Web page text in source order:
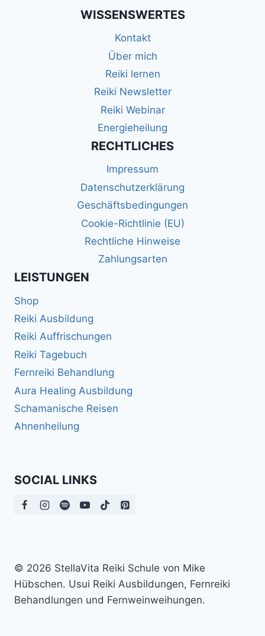
WISSENSWERTES
Kontakt
Über mich
Reiki lernen
Reiki Newsletter
Reiki Webinar
Energieheilung
RECHTLICHES
Impressum
Datenschutzerklärung
Geschäftsbedingungen
Cookie-Richtlinie (EU)
Rechtliche Hinweise
Zahlungsarten
LEISTUNGEN
Shop
Reiki Ausbildung
Reiki Auffrischungen
Reiki Tagebuch
Fernreiki Behandlung
Aura Healing Ausbildung
Schamanische Reisen
Ahnenheilung
SOCIAL LINKS
© 2026 StellaVita Reiki Schule von Mike
Hübschen. Usui Reiki Ausbildungen, Fernreiki
Behandlungen und Fernweinweihungen.